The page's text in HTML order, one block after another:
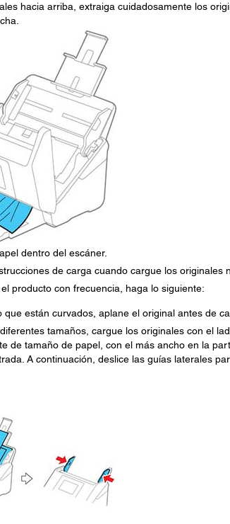
hacia arriba, extraiga cuidadosamente los
dentro del escáner.
de carga cuando cargue los originales
producto con frecuencia, haga lo siguiente:
que están curvados, aplane el original antes de
tamaños, cargue los originales con el
de tamaño de papel, con el más ancho en la
A continuación, deslice las guías laterales